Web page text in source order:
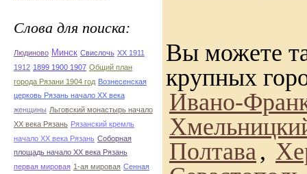
Слова для поиска:
Людиново Минск Свислочь XX 1911
1912 1899 1900 1907 Общий план
города Рязани 1904 год Вознесенская
церковь Рязань начало ХХ века
женщины Льговский монастырь начало
ХХ века Рязань Рязанский кремль
начало ХХ века Рязань Соборная
площадь начало ХХ века Рязань
первая мировая 1-ая мировая Сенная
Вы можете
крупных
Ивано-
Полтава,